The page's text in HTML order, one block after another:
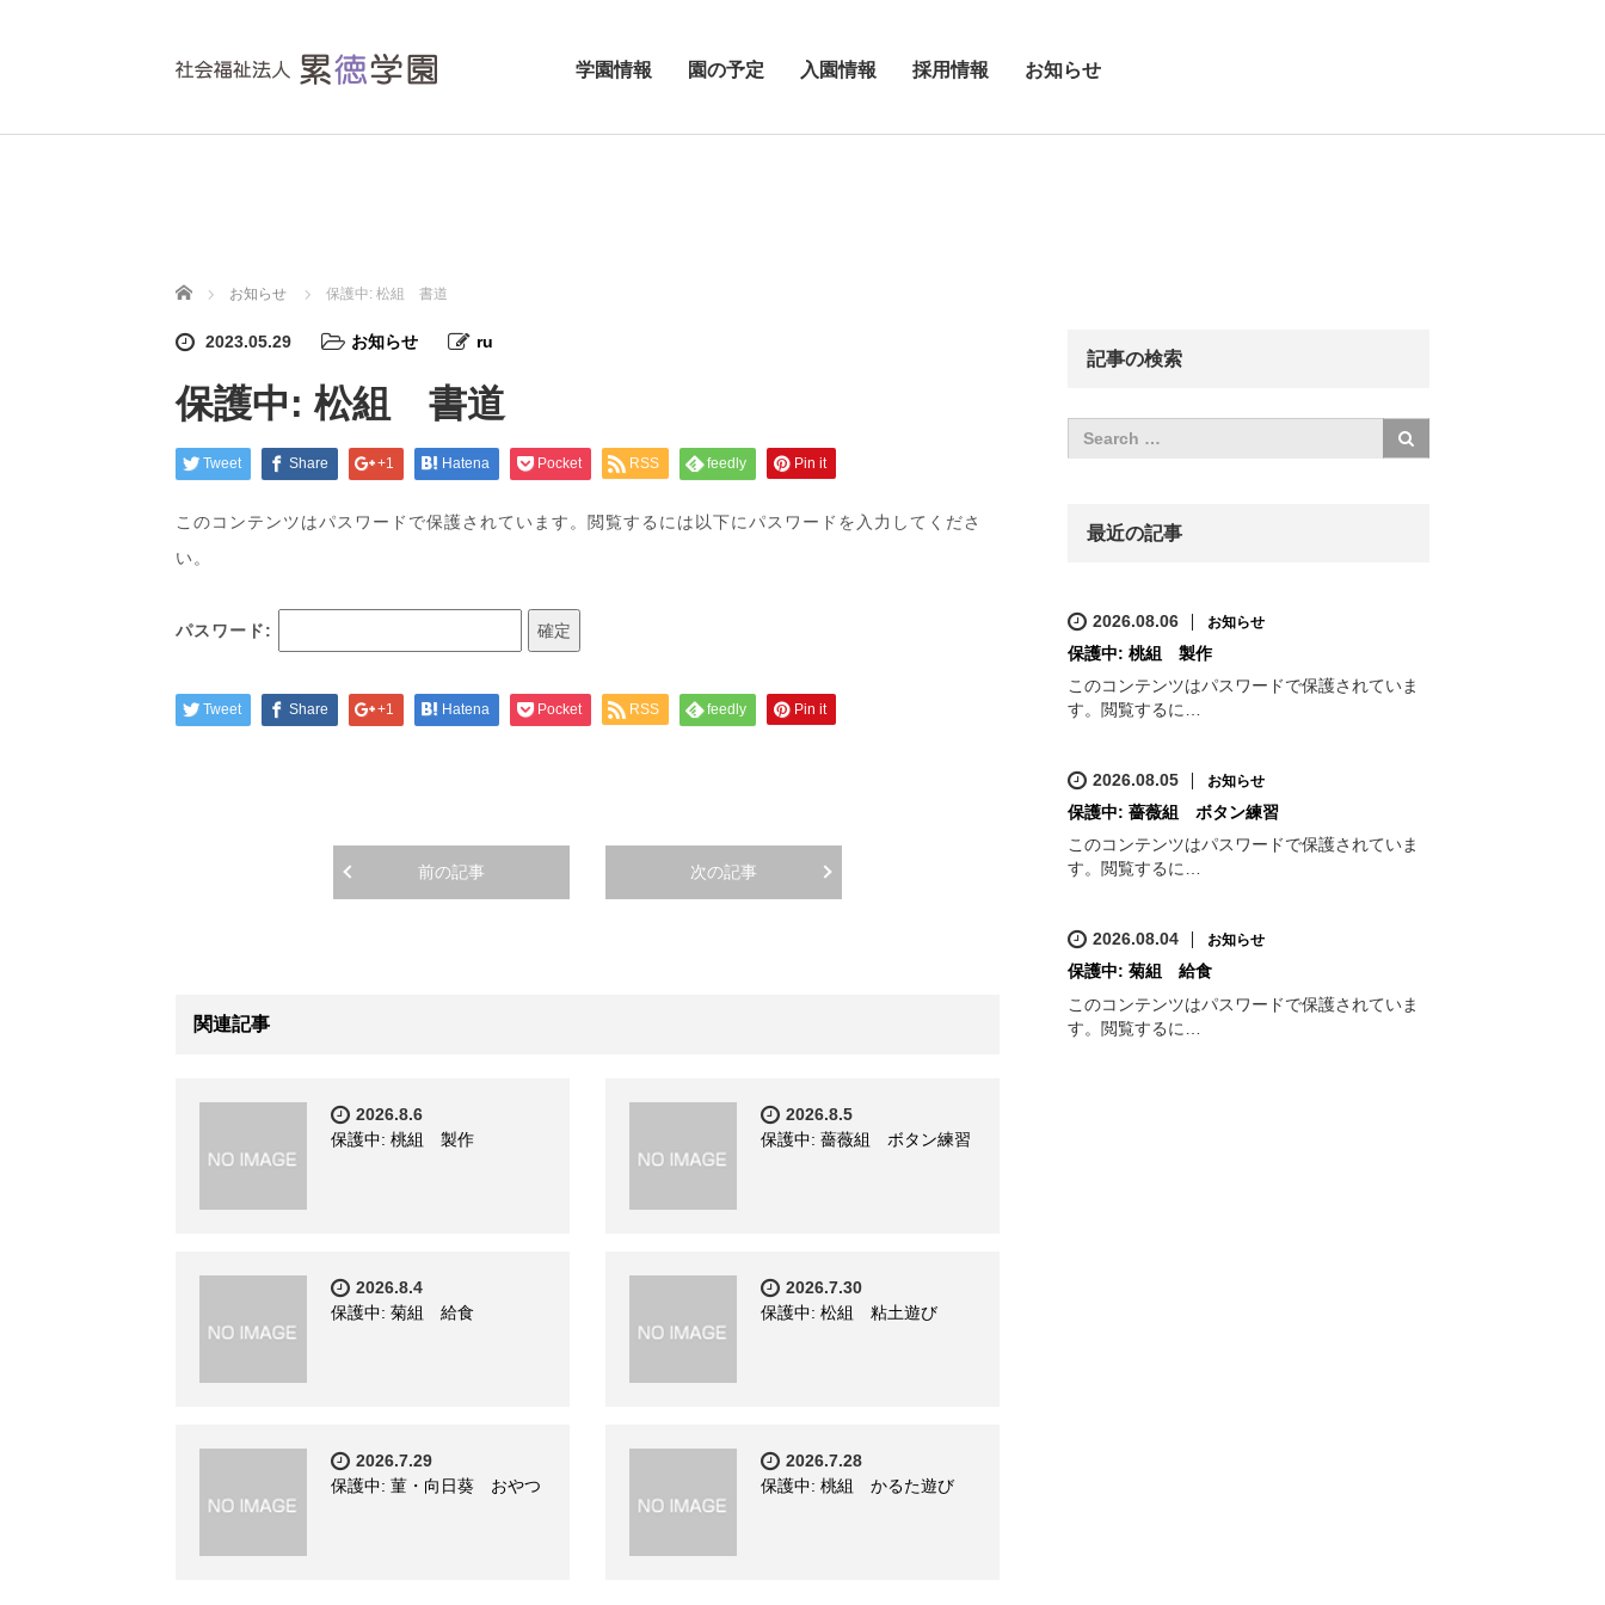
学園情報 園の予定 入園情報 採用情報 お知らせ
ホーム お知らせ 保護中: 松組 書道
2023.05.29 お知らせ ru
保護中: 松組 書道
Tweet Share +1 Hatena Pocket RSS feedly Pin it
このコンテンツはパスワードで保護されています。閲覧するには以下にパスワードを入力してくださ
い。
パスワード:
Tweet Share +1 Hatena Pocket RSS feedly Pin it
前の記事 次の記事
関連記事
2026.8.6
保護中: 桃組 製作
2026.8.5
保護中: 薔薇組 ボタン練習
2026.8.4
保護中: 菊組 給食
2026.7.30
保護中: 松組 粘土遊び
2026.7.29
保護中: 菫・向日葵 おやつ
2026.7.28
保護中: 桃組 かるた遊び
記事の検索
最近の記事
2026.08.06 お知らせ
保護中: 桃組 製作
このコンテンツはパスワードで保護されていま
す。閲覧するに…
2026.08.05 お知らせ
保護中: 薔薇組 ボタン練習
このコンテンツはパスワードで保護されていま
す。閲覧するに…
2026.08.04 お知らせ
保護中: 菊組 給食
このコンテンツはパスワードで保護されていま
す。閲覧するに…